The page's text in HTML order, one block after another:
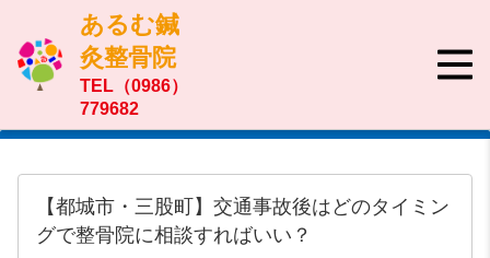
あるむ鍼
灸整骨院
TEL（0986）
779682
【都城市・三股町】交通事故後はどのタイミン
グで整骨院に相談すればいい？